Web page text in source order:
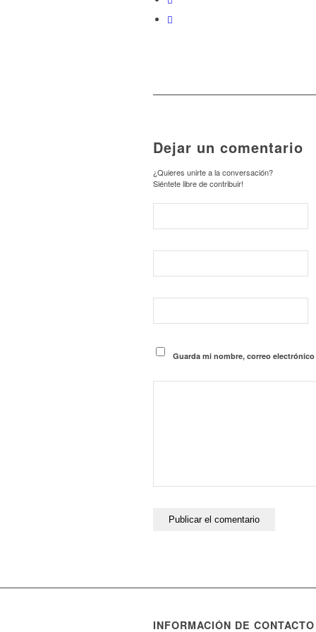
Dejar un comentario
¿Quieres unirte a la conversación?
Siéntete libre de contribuir!
Guarda mi nombre, correo
INFORMACIÓN DE CONTACTO